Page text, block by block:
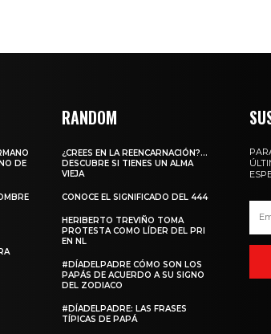
DE
RANDOM
¿CREES EN LA REENCARNACIÓN?…
DESCUBRE SI TIENES UN ALMA
VIEJA
CONOCE EL SIGNIFICADO DEL 444
HERIBERTO TREVIÑO TOMA
PROTESTA COMO LÍDER DEL PRI
EN NL
#DÍADELPADRE CÓMO SON LOS
PAPÁS DE ACUERDO A SU SIGNO
DEL ZODIACO
#DÍADELPADRE: LAS FRASES
TÍPICAS DE PAPÁ